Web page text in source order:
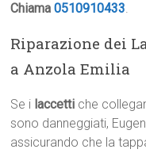
Chiama0510910433.
Riparazione dei
a Anzola Emilia
Se i laccetti che
sono danneggiati,
assicurando che la